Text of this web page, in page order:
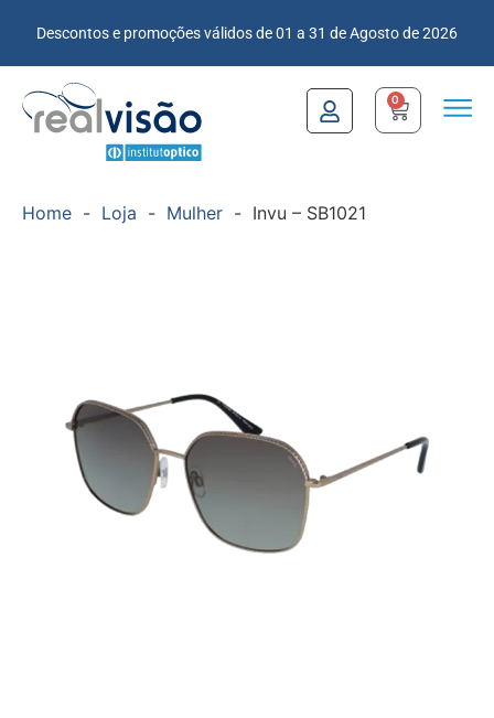
Descontos e promoções válidos de 01 a 31 de Agosto de 2026
0
Home - Loja - Mulher - Invu – SB1021